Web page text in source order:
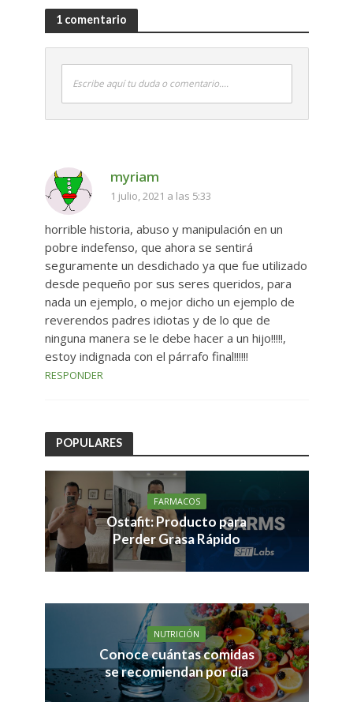
1 comentario
Escribe aquí tu duda o comentario....
myriam
1 julio, 2021 a las 5:33
horrible historia, abuso y manipulación en un
pobre indefenso, que ahora se sentirá
seguramente un desdichado ya que fue utilizado
desde pequeño por sus seres queridos, para
nada un ejemplo, o mejor dicho un ejemplo de
reverendos padres idiotas y de lo que de
ninguna manera se le debe hacer a un hijo!!!!!,
estoy indignada con el párrafo final!!!!!!
RESPONDER
POPULARES
FARMACOS
Ostafit: Producto para
Perder Grasa Rápido
NUTRICIÓN
Conoce cuántas comidas
se recomiendan por día